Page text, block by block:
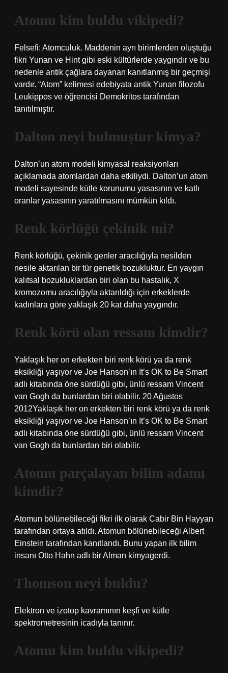
Atomu kim buldu vikipedi?
Felsefi: Atomculuk. Maddenin ayrı birimlerden oluştuğu
fikri Yunan ve Hint gibi eski kültürlerde yaygındır ve bu
nedenle antik çağlara dayanan kanıtlanmış bir geçmişi
vardır. “Atom” kelimesi edebiyata antik Yunan filozofu
Leukippos ve öğrencisi Demokritos tarafından
tanıtılmıştır.
Dalton neyi bulmuştur kimya?
Dalton’un atom modeli kimyasal reaksiyonları
açıklamada atomlardan daha etkiliydi. Dalton’un atom
modeli sayesinde kütle korunumu yasasının ve katlı
oranlar yasasının yaratılmasını mümkün kıldı.
Renk körlüğü çekinik mi?
Renk körlüğü, çekinik genler aracılığıyla nesilden
nesile aktarılan bir tür genetik bozukluktur. En yaygın
kalıtsal bozukluklardan biri olan bu hastalık, X
kromozomu aracılığıyla aktarıldığı için erkeklerde
kadınlara göre yaklaşık 20 kat daha yaygındır.
Renk körü olan ressam kimdir?
Yaklaşık her on erkekten biri renk körü ya da renk
eksikliği yaşıyor ve Joe Hanson’ın It’s OK to Be Smart
adlı kitabında öne sürdüğü gibi, ünlü ressam Vincent
van Gogh da bunlardan biri olabilir. 20 Ağustos
2012Yaklaşık her on erkekten biri renk körü ya da renk
eksikliği yaşıyor ve Joe Hanson’ın It’s OK to Be Smart
adlı kitabında öne sürdüğü gibi, ünlü ressam Vincent
van Gogh da bunlardan biri olabilir.
Atomu parçalayan bilim adamı
kimdir?
Atomun bölünebileceği fikri ilk olarak Cabir Bin Hayyan
tarafından ortaya atıldı. Atomun bölünebileceği Albert
Einstein tarafından kanıtlandı. Bunu yapan ilk bilim
insanı Otto Hahn adlı bir Alman kimyagerdi.
Thomson neyi buldu?
Elektron ve izotop kavramının keşfi ve kütle
spektrometresinin icadıyla tanınır.
Atomu kim buldu vikipedi?